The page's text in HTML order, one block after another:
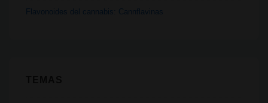
Flavonoides del cannabis: Cannflavinas